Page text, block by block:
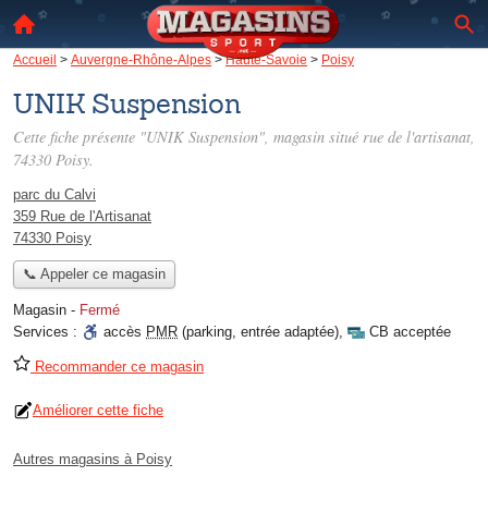
Accueil > Auvergne-Rhône-Alpes >Haute-Savoie > Poisy
UNIK Suspension
Cette fiche présente "UNIK Suspension", magasin situé rue de l'artisanat,
74330 Poisy.
parc du Calvi
359 Rue de l'Artisanat
74330 Poisy
📞 Appeler ce magasin
Magasin - Fermé
Services :
accès PMR (parking, entrée adaptée), CB acceptée
Recommander ce magasin
Améliorer cette fiche
Autres magasins à Poisy